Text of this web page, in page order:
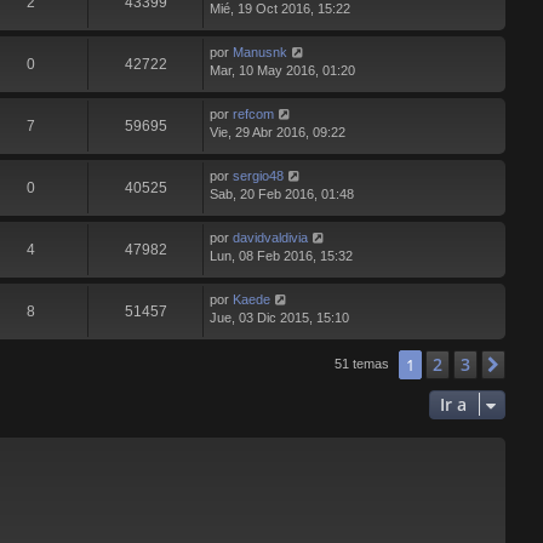
Mié, 19 Oct 2016, 15:22
0 42722
por Manusnk
Mar, 10 May 2016, 01:20
7 59695
por refcom
Vie, 29 Abr 2016, 09:22
0 40525
por sergio48
Sab, 20 Feb 2016, 01:48
4 47982
por davidvaldivia
Lun, 08 Feb 2016, 15:32
8 51457
por Kaede
Jue, 03 Dic 2015, 15:10
51 temas 1 2 3
Ir a